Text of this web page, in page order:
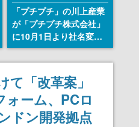
「プチプチ」の川上産業
が「プチプチ株式会社」
に10月1日より社名変更
へ。創業58年で初めての
変更で、“プチッ”と鳴る
おなじみの緩衝材が会社
の名前に
「改革案」
ーム、PCロ
ドン開発拠点